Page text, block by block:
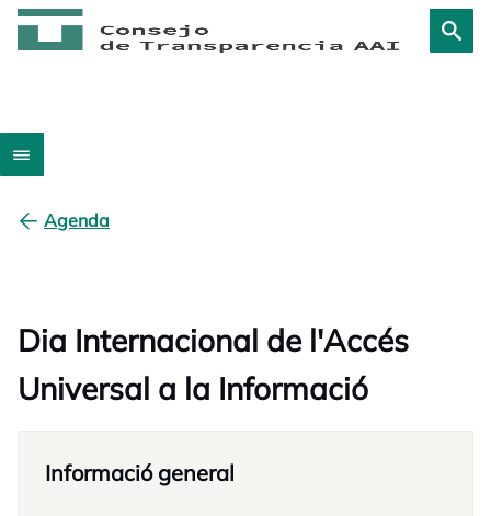
Agenda
Dia Internacional de l'Accés
Universal a la Informació
Informació general